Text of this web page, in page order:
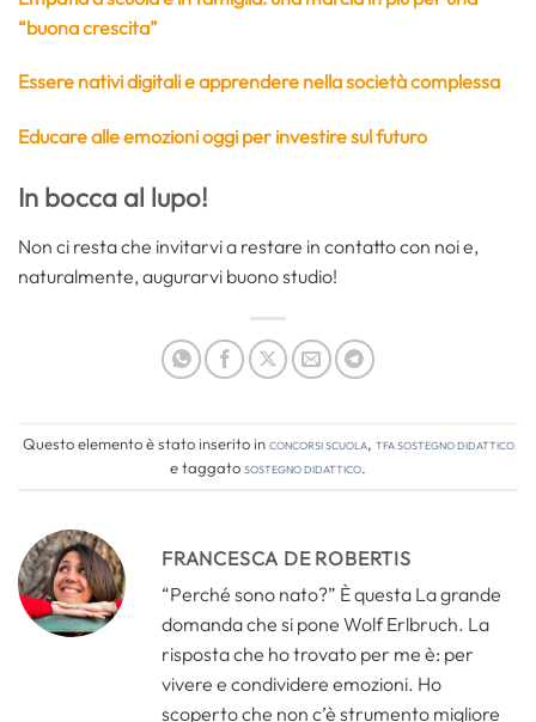
“buona crescita”
Essere nativi digitali e apprendere nella società complessa
Educare alle emozioni oggi per investire sul futuro
In bocca al lupo!
Non ci resta che invitarvi a restare in contatto con noi e,
naturalmente, augurarvi buono studio!
Questo elemento è stato inserito inConcorsi Scuola, TFA Sostegno Didattico
e taggatosostegno didattico.
FRANCESCA DE ROBERTIS
“Perché sono nato?” È questa La grande
domanda che si pone Wolf Erlbruch. La
risposta che ho trovato per me è: per
vivere e condividere emozioni. Ho
scoperto che non c’è strumento migliore